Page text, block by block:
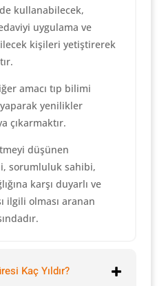
kullanabilecek,
uygulama ve
kişileri yetiştirerek
amacı tıp bilimi
yenilikler
çıkarmaktır.
düşünen
sorumluluk sahibi,
karşı duyarlı ve
ilgili olması aranan
Kaç Yıldır?